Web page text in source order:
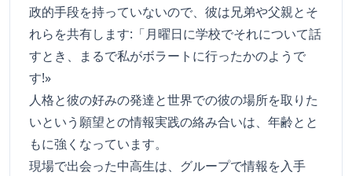
政的手段を持っていないので、彼は兄弟や父親とそ
れらを共有します:「月曜日に学校でそれについて話
すとき、まるで私がボラートに行ったかのようで
す!»
人格と彼の好みの発達と世界での彼の場所を取りた
いという願望との情報実践の絡み合いは、年齢とと
もに強くなっています。
現場で出会った中高生は、グループで情報を入手